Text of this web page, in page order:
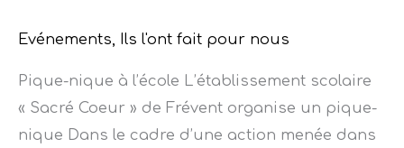
Evénements, Ils l'ont fait pour nous
Pique-nique à l’école L’établissement scolaire
« Sacré Coeur » de Frévent organise un pique-
nique Dans le cadre d’une action menée dans